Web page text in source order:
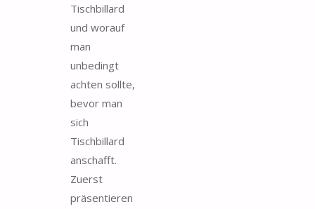
Tischbillard
und worauf
man
unbedingt
achten sollte,
bevor man
sich
Tischbillard
anschafft.
Zuerst
präsentieren